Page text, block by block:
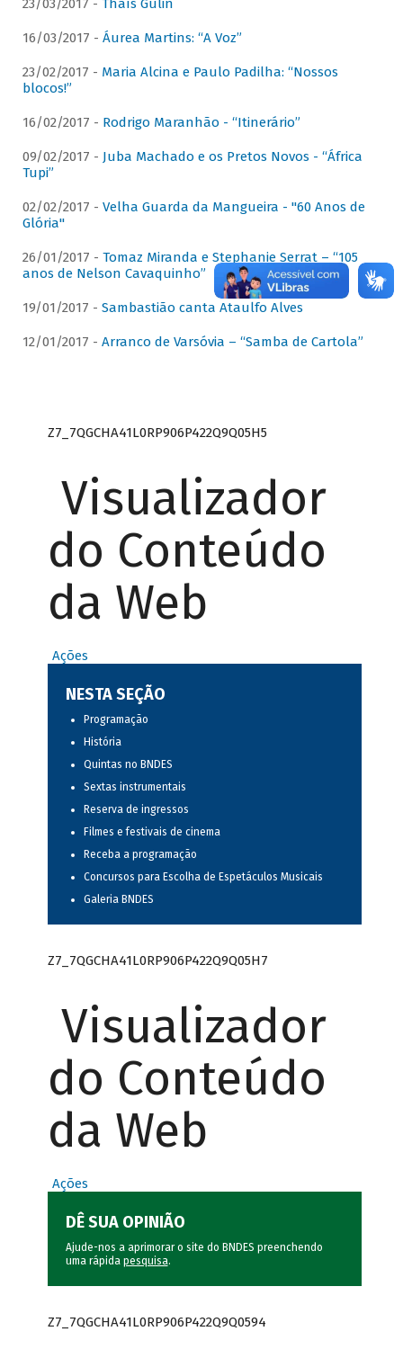
23/03/2017 - Thaís Gulin
16/03/2017 - Áurea Martins: “A Voz”
23/02/2017 - Maria Alcina e Paulo Padilha: “Nossos
blocos!”
16/02/2017 - Rodrigo Maranhão - “Itinerário”
09/02/2017 - Juba Machado e os Pretos Novos - “África
Tupi”
02/02/2017 - Velha Guarda da Mangueira - "60 Anos de
Glória"
26/01/2017 - Tomaz Miranda e Stephanie Serrat – “105
anos de Nelson Cavaquinho”
19/01/2017 - Sambastião canta Ataulfo Alves
12/01/2017 - Arranco de Varsóvia – “Samba de Cartola”
Z7_7QGCHA41L0RP906P422Q9Q05H5
Visualizador
do Conteúdo
da Web
Ações
NESTA SEÇÃO
Programação
História
Quintas no BNDES
Sextas instrumentais
Reserva de ingressos
Filmes e festivais de cinema
Receba a programação
Concursos para Escolha de Espetáculos Musicais
Galeria BNDES
Z7_7QGCHA41L0RP906P422Q9Q05H7
Visualizador
do Conteúdo
da Web
Ações
DÊ SUA OPINIÃO
Ajude-nos a aprimorar o site do BNDES preenchendo
uma rápida pesquisa.
Z7_7QGCHA41L0RP906P422Q9Q0594